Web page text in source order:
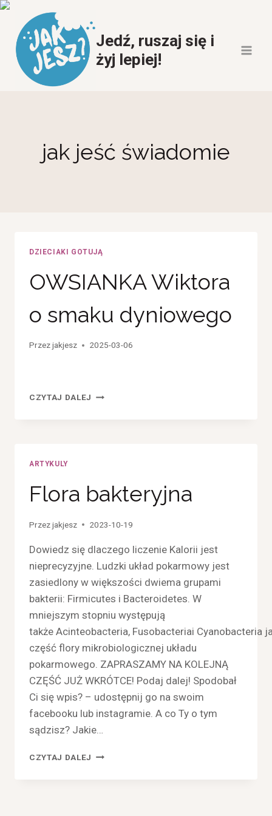
Przeskocz
treści
Jedź, ruszaj się i
żyj lepiej!
jak jeść świadomie
DZIECIAKI GOTUJĄ
OWSIANKA Wiktora
o smaku dyniowego
Przezjakjesz 2025-03-06
CZYTAJ DALEJ OWSIANKA
ARTYKULY
Flora bakteryjna
Przezjakjesz 2023-10-19
Dowiedz się dlaczego liczenie Kalorii jest
nieprecyzyjne. Ludzki układ pokarmowy jest
zasiedlony w większości dwiema grupami
bakterii: Firmicutes i Bacteroidetes. W
mniejszym stopniu występują
także Acinteobacteria, Fusobacteriai Cyanobacteria
część flory mikrobiologicznej układu
pokarmowego. ZAPRASZAMY NA KOLEJNĄ
CZĘŚĆ JUŻ WKRÓTCE! Podaj dalej! Spodobał
Ci się wpis? – udostępnij go na swoim
facebooku lub instagramie. A co Ty o tym
sądzisz? Jakie…
CZYTAJ DALEJ FLORA